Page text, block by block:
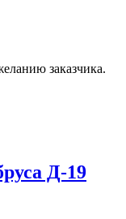
заказчика.
Д-19